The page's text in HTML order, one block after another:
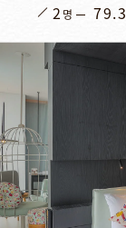
2 명 79.3